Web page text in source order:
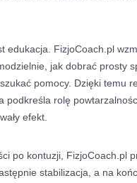
edukacja. FizjoCoach.pl
jak dobrać prosty
pomocy. Dzięki temu
podkreśla rolę
efekt.
po kontuzji, FizjoCoach.pl
stabilizacja, a na